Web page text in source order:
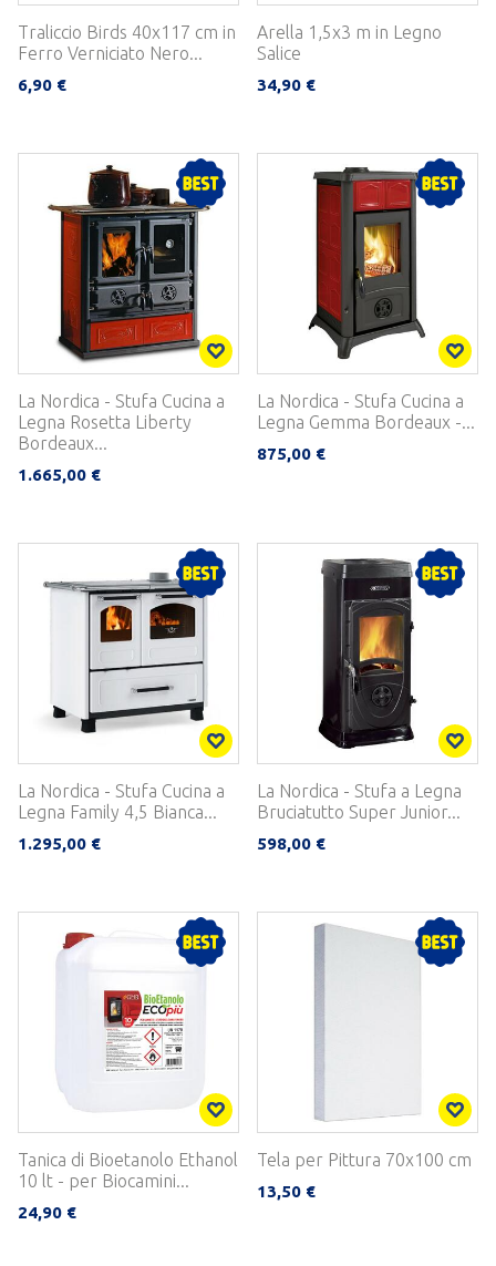
Traliccio Birds 40x117 cm in
Ferro Verniciato Nero...
6,90 €
Arella 1,5x3 m in Legno
Salice
34,90 €
La Nordica - Stufa Cucina a
Legna Rosetta Liberty
Bordeaux...
1.665,00 €
La Nordica - Stufa Cucina a
Legna Gemma Bordeaux -...
875,00 €
La Nordica - Stufa Cucina a
Legna Family 4,5 Bianca...
1.295,00 €
La Nordica - Stufa a Legna
Bruciatutto Super Junior...
598,00 €
Tanica di Bioetanolo Ethanol
10 lt - per Biocamini...
24,90 €
Tela per Pittura 70x100 cm
13,50 €